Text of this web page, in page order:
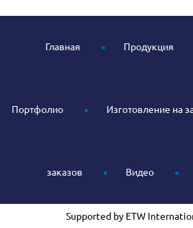
Главная Продукция
Портфолио Изготовление на
заказов Видео
Supported by ETW